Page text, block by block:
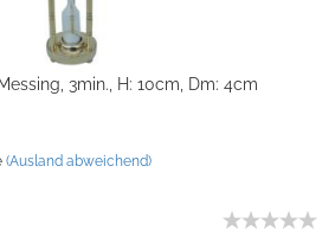
3min., H: 10cm, Dm: 4cm
(Ausland abweichend)